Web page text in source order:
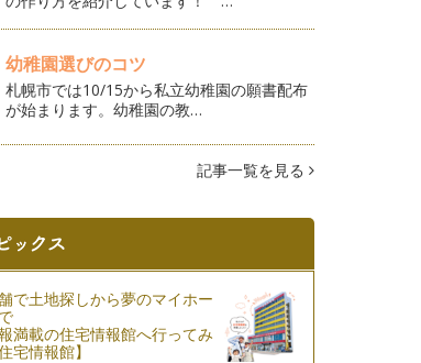
幼稚園選びのコツ
札幌市では10/15から私立幼稚園の願書配布
が始まります。幼稚園の教…
記事一覧を見る
で土地探しから夢のマイホー
満載の住宅情報館へ行ってみ
宅情報館】